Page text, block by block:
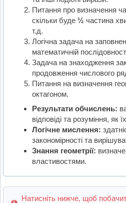
Питання про визначення
скільки буде ½ частина
т.д.
Логічна задача на
математичній
Задача на знаходження
продовження числового
Питання на визначення
октагоном.
Результати обчислень:
відповіді та розуміння, як
Логічне мислення:
закономірності та
Знання геометрії:
властивостями.
Натисніть нижче, щоб